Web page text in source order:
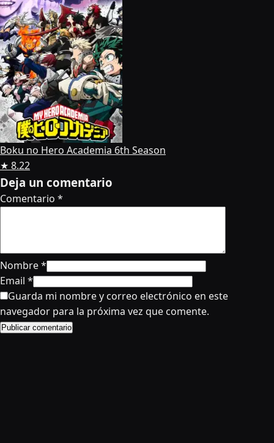
Boku no Hero Academia 6th Season
★ 8.22
Deja un comentario
Comentario *
Nombre*
Email *
Guarda mi nombre y correo electrónico en este
navegador para la próxima vez que comente.
Publicar comentario